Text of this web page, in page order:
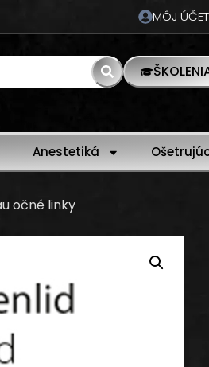
MÔJ ÚČET
Anestetiká
očné linky